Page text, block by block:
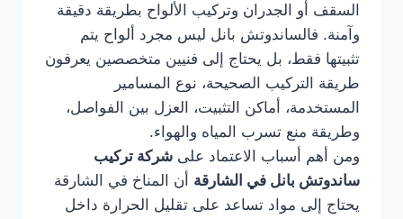
السقف أو الجدران وتركيب الألواح بطريقة دقيقة
وآمنة. فالساندوتش بانل ليس مجرد ألواح يتم
تثبيتها فقط، بل يحتاج إلى فنيين متخصصين يعرفون
طريقة التركيب الصحيحة، نوع المسامير
المستخدمة، أماكن التثبيت، العزل بين الفواصل،
وطريقة منع تسرب المياه والهواء.
ومن أهم أسباب الاعتماد على شركة تركيب
ساندوتش بانل في الشارقة أن المناخ في الشارقة
يحتاج إلى مواد تساعد على تقليل الحرارة داخل